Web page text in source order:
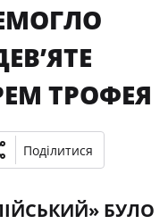
ТРОФЕЯ
Поділитися
БУЛО